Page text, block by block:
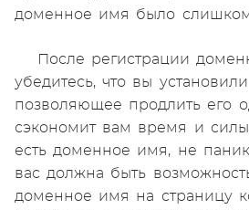
доменное имя было
После регистрации
убедитесь, что вы
позволяющее продлить его
сэкономит вам время и
есть доменное имя, не
вас должна быть
доменное имя на страницу